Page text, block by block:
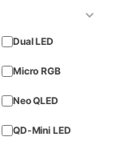
Dual LED
Micro RGB
Neo QLED
QD-Mini LED